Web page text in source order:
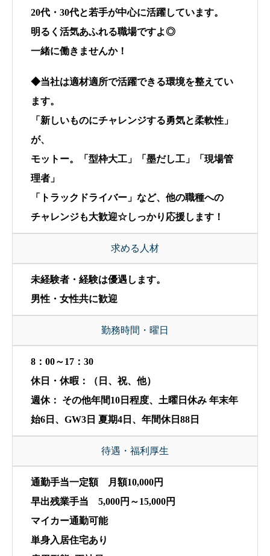
20代・30代と若手が中心に活躍しています。
明るく活気あふれる職場ですよ◎
一緒に働きませんか！
◆当社は適材適所で活躍できる環境を整えてい
ます。
「新しいものにチャレンジする勇気と柔軟性」
が、
モットー。「型枠大工」「墨だし工」「現場管
理者」
「トラックドライバー」など、他の職種への
チャレンジも大歓迎☆しっかり応援します！
求める人材
未経験者・経験は優遇します。
男性・女性共に歓迎
勤務時間・曜日
8：00～17：30
休日・休暇：（日、祝、他）
週休： その他年間10日程度、土曜日休み 年末年
始6日、GW3日 夏期4日、年間休日88日
待遇・福利厚生
通勤手当一定額 月額10,000円
早出残業手当 5,000円～15,000円
マイカー通勤可能
単身入居住宅あり